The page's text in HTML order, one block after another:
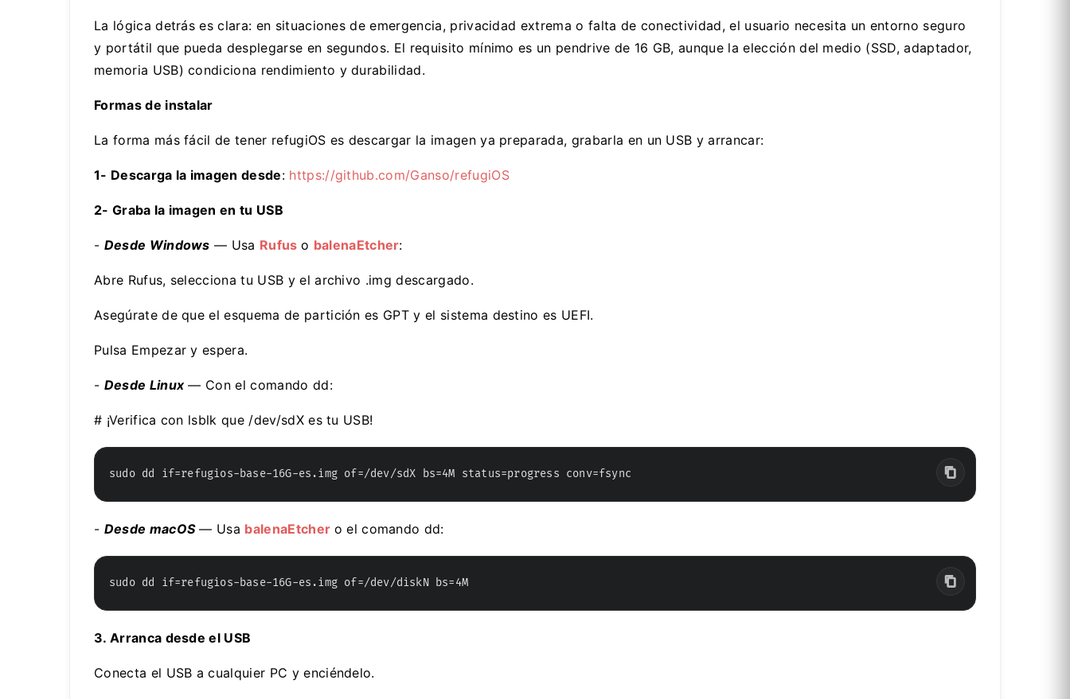
La lógica detrás es clara: en situaciones de emergencia, privacidad extrema o falta de conectividad, el usuario necesita un entorno seguro
y portátil que pueda desplegarse en segundos. El requisito mínimo es un pendrive de 16 GB, aunque la elección del medio (SSD, adaptador,
memoria USB) condiciona rendimiento y durabilidad.
Formas de instalar
La forma más fácil de tener refugiOS es descargar la imagen ya preparada, grabarla en un USB y arrancar:
1- Descarga la imagen desde: https://github.com/Ganso/refugiOS
2- Graba la imagen en tu USB
- Desde Windows — Usa Rufus o balenaEtcher:
Abre Rufus, selecciona tu USB y el archivo .img descargado.
Asegúrate de que el esquema de partición es GPT y el sistema destino es UEFI.
Pulsa Empezar y espera.
- Desde Linux— Con el comando dd:
# ¡Verifica con lsblk que /dev/sdX es tu USB!
sudo dd if=refugios-base-16G-es.img of=/dev/sdX bs=4M status=progress conv=fsync
- Desde macOS— Usa balenaEtcher o el comando dd:
sudo dd if=refugios-base-16G-es.img of=/dev/diskN bs=4M
3. Arranca desde el USB
Conecta el USB a cualquier PC y enciéndelo.